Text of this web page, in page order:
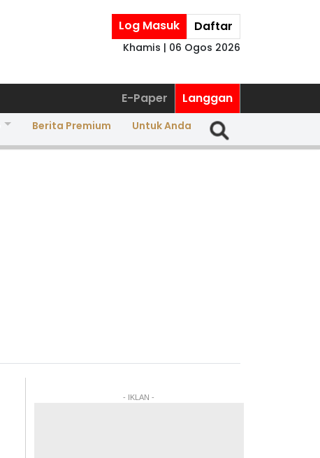
Log Masuk Daftar
Khamis | 06 Ogos 2026
E-Paper Langgan
Berita Premium Untuk Anda
- IKLAN -